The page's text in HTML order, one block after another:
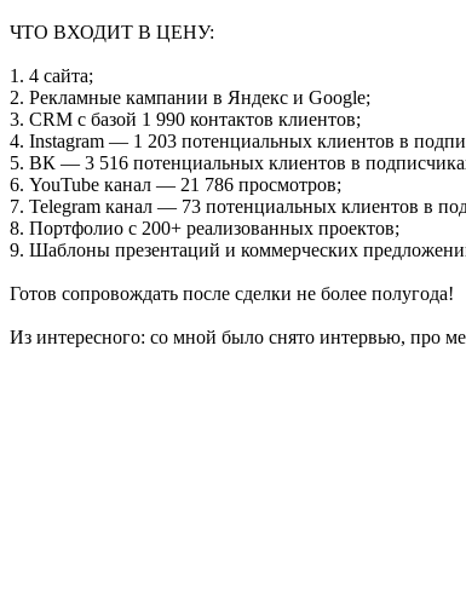
ЧТО ВХОДИТ В ЦЕНУ:
1. 4 сайта;
2. Рекламные кампании в Яндекс и Google;
3. CRM с базой 1 990 контактов клиентов;
4. Instagram — 1 203 потенциальных клиентов в
5. ВК — 3 516 потенциальных клиентов в
6. YouTube канал — 21 786 просмотров;
7. Telegram канал — 73 потенциальных клиентов в
8. Портфолио с 200+ реализованных проектов;
9. Шаблоны презентаций и коммерческих
Готов сопровождать после сделки не более полугода!
Из интересного: со мной было снято интервью, про